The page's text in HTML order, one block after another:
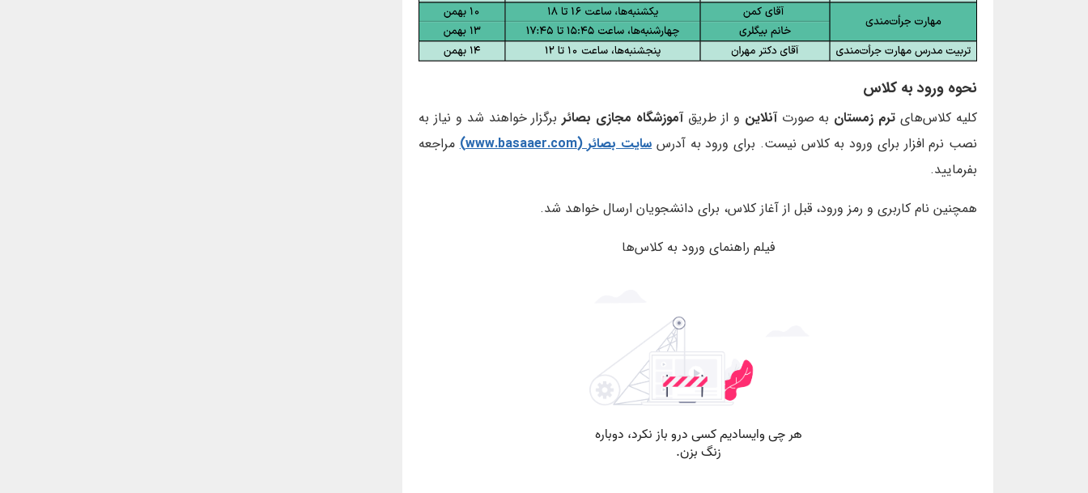
نحوه ورود به کلاس
کلیه کلاس‌های ترم زمستان به صورتآنلاین و از طریقآموزشگاه مجازی بصائربرگزار خواهند شد و نیاز به
نصب نرم افزار برای ورود به کلاس نیست. برای ورود به آدرسسایت بصائر (www.basaaer.com)
مراجعه
بفرمایید.
همچنین نام کاربری و رمز ورود، قبل از آغاز کلاس، برای دانشجویان ارسال خواهد شد.
فیلم راهنمای ورود به کلاس‌ها